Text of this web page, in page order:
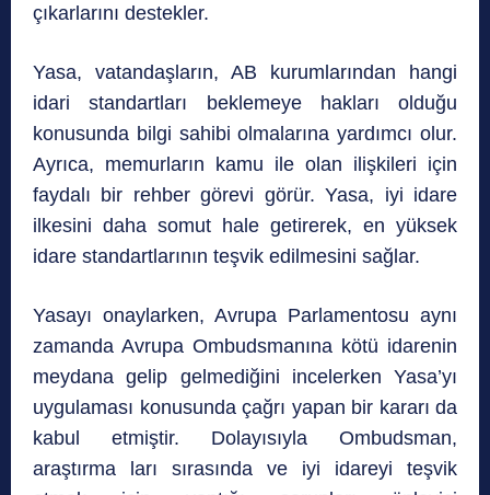
çıkarlarını destekler.
Yasa, vatandaşların, AB kurumlarından hangi
idari standartları beklemeye hakları olduğu
konusunda bilgi sahibi olmalarına yardımcı olur.
Ayrıca, memurların kamu ile olan ilişkileri için
faydalı bir rehber görevi görür. Yasa, iyi idare
ilkesini daha somut hale getirerek, en yüksek
idare standartlarının teşvik edilmesini sağlar.
Yasayı onaylarken, Avrupa Parlamentosu aynı
zamanda Avrupa Ombudsmanına kötü idarenin
meydana gelip gelmediğini incelerken Yasa’yı
uygulaması konusunda çağrı yapan bir kararı da
kabul etmiştir. Dolayısıyla Ombudsman,
araştırma ları sırasında ve iyi idareyi teşvik